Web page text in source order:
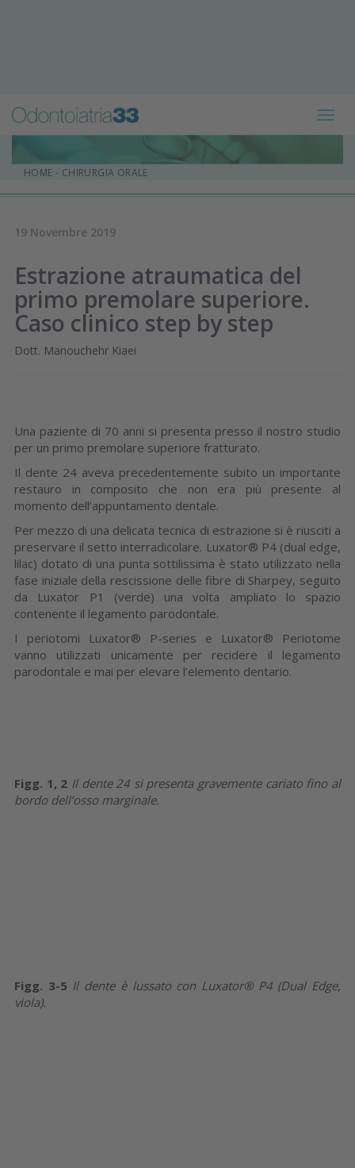
HOME - CHIRURGIA ORALE
19 Novembre 2019
Estrazione atraumatica del
primo premolare superiore.
Caso clinico step by step
Dott. Manouchehr Kiaei
Una paziente di 70 anni si presenta presso il nostro studio
per un primo premolare superiore fratturato.
Il dente 24 aveva precedentemente subito un importante
restauro in composito che non era più presente al
momento dell’appuntamento dentale.
Per mezzo di una delicata tecnica di estrazione si è riusciti a
preservare il setto interradicolare. Luxator® P4 (dual edge,
lilac) dotato di una punta sottilissima è stato utilizzato nella
fase iniziale della rescissione delle fibre di Sharpey, seguito
da Luxator P1 (verde) una volta ampliato lo spazio
contenente il legamento parodontale.
I periotomi Luxator® P-series e Luxator® Periotome
vanno utilizzati unicamente per recidere il legamento
parodontale e mai per elevare l’elemento dentario.
Figg. 1, 2 Il dente 24 si presenta gravemente cariato fino al
bordo dell’osso marginale.
Figg. 3-5 Il dente è lussato con Luxator® P4 (Dual Edge,
viola).